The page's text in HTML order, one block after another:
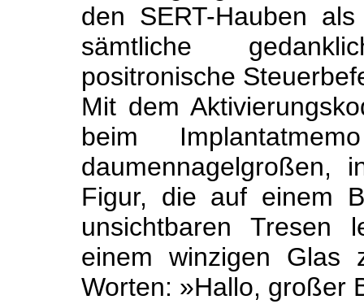
den SERT-Hauben
sämtliche
positronische
Mit dem
beim
daumennagelgroßen,
Figur, die auf einem
unsichtbaren Tresen
einem winzigen
Worten: »Hallo, großer